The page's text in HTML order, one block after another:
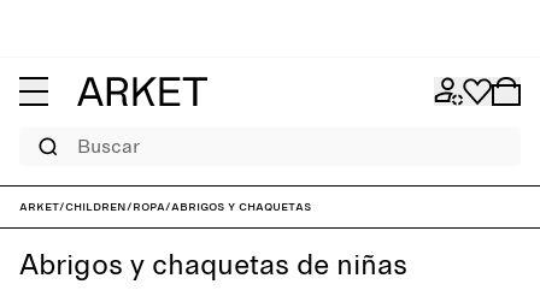
Buscar
ARKET/Children/Ropa/Abrigos y chaquetas
Abrigos y chaquetas de niñas